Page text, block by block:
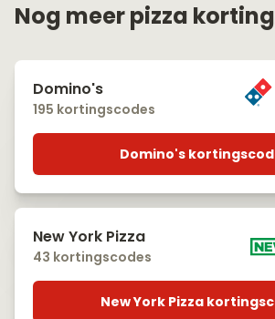
Nog meer pizza
Domino's
195 kortingscodes
Domino's
New York Pizza
43 kortingscodes
New York Pizza